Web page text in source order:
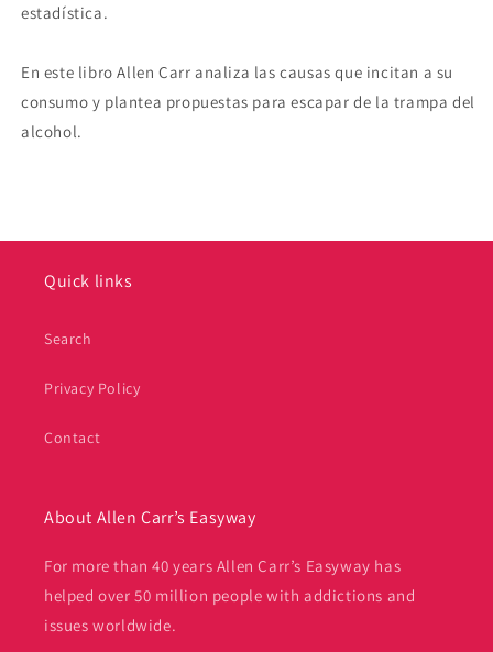
estadística.
En este libro Allen Carr analiza las causas que incitan a su
consumo y plantea propuestas para escapar de la trampa del
alcohol.
Quick links
Search
Privacy Policy
Contact
About Allen Carr’s Easyway
For more than 40 years Allen Carr’s Easyway has
helped over 50 million people with addictions and
issues worldwide.